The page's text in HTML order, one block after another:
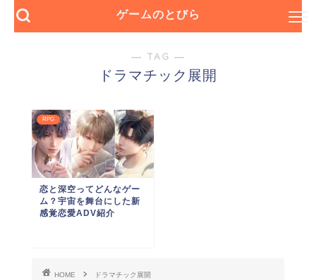
ゲームのとびら
― TAG ―
ドラマチック展開
RPG
恋と深空ってどんなゲー
ム？宇宙を舞台にした新
感覚恋愛ADV紹介
HOME ドラマチック展開